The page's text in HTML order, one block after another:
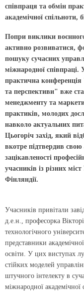
співпраця та обмін
академічної спільноти,
Попри виклики
активно розвиватися,
пошуку сучасних
міжнародної
практична конференція
та перспективи" вже
менеджменту та
практиків, молодих
навколо актуальних
Цьогоріч захід, який
вкотре підтвердив свою
зацікавленості
учасників із різних
Фінляндії.
Учасників привітали
д.е.н., професорка
технологічного
представники
освіти. У цих виступах
стійких моделей
штучного інтелекту в
міжнародної академічної